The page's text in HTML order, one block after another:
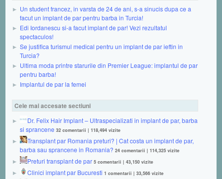
Un student francez, in varsta de 24 de ani, s-a sinucis dupa ce a
facut un implant de par pentru barba in Turcia!
Edi Iordanescu si-a facut implant de par! Vezi rezultatul
spectaculos!
Se justifica turismul medical pentru un implant de par ieftin in
Turcia?
Ultima moda printre starurile din Premier League: implantul de par
pentru barba!
Implantul de par la femei
Cele mai accesate sectiuni
Dr. Felix Hair Implant – Ultraspecializati in implant de par, barba
si sprancene 32 comentarii | 118,494 vizite
Transplant par Romania preturi? | Cat costa un implant de par,
barba sau sprancene in Romania? 24 comentarii | 114,325 vizite
Preturi transplant de par 5 comentarii | 43,150 vizite
Clinici implant par Bucuresti 1 comentarii | 33,566 vizite